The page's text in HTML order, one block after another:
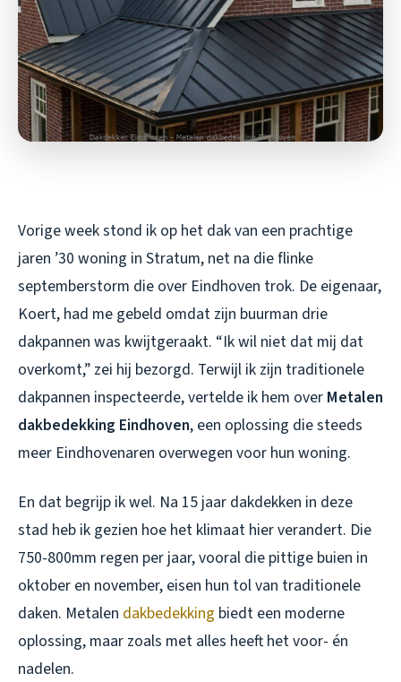
Vorige week stond ik op het dak van een prachtige
jaren ’30 woning in Stratum, net na die flinke
septemberstorm die over Eindhoven trok. De eigenaar,
Koert, had me gebeld omdat zijn buurman drie
dakpannen was kwijtgeraakt. “Ik wil niet dat mij dat
overkomt,” zei hij bezorgd. Terwijl ik zijn traditionele
dakpannen inspecteerde, vertelde ik hem over Metalen
dakbedekking Eindhoven, een oplossing die steeds
meer Eindhovenaren overwegen voor hun woning.
En dat begrijp ik wel. Na 15 jaar dakdekken in deze
stad heb ik gezien hoe het klimaat hier verandert. Die
750-800mm regen per jaar, vooral die pittige buien in
oktober en november, eisen hun tol van traditionele
daken. Metalen dakbedekking biedt een moderne
oplossing, maar zoals met alles heeft het voor- én
nadelen.